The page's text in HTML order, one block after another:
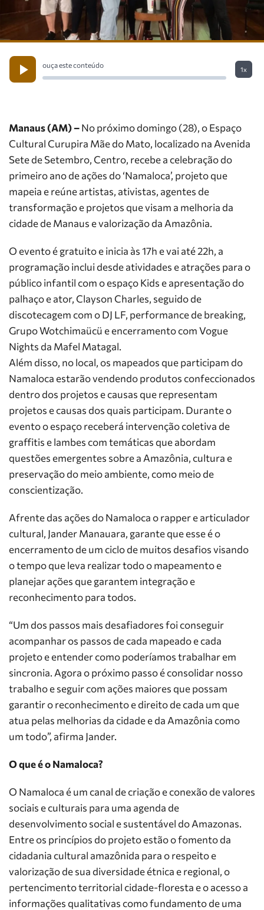
ouça este conteúdo
1x
Manaus (AM) –No próximo domingo (28), o Espaço
Cultural Curupira Mãe do Mato, localizado na Avenida
Sete de Setembro, Centro, recebe a celebração do
primeiro ano de ações do ‘Namaloca’, projeto que
mapeia e reúne artistas, ativistas, agentes de
transformação e projetos que visam a melhoria da
cidade de Manaus e valorização da Amazônia.
O evento é gratuito e inicia às 17h e vai até 22h, a
programação inclui desde atividades e atrações para o
público infantil com o espaço Kids e apresentação do
palhaço e ator, Clayson Charles, seguido de
discotecagem com o DJ LF, performance de breaking,
Grupo Wotchimaücü e encerramento com Vogue
Nights da Mafel Matagal.
Além disso, no local, os mapeados que participam do
Namaloca estarão vendendo produtos confeccionados
dentro dos projetos e causas que representam
projetos e causas dos quais participam. Durante o
evento o espaço receberá intervenção coletiva de
graffitis e lambes com temáticas que abordam
questões emergentes sobre a Amazônia, cultura e
preservação do meio ambiente, como meio de
conscientização.
Afrente das ações do Namaloca o rapper e articulador
cultural, Jander Manauara, garante que esse é o
encerramento de um ciclo de muitos desafios visando
o tempo que leva realizar todo o mapeamento e
planejar ações que garantem integração e
reconhecimento para todos.
“Um dos passos mais desafiadores foi conseguir
acompanhar os passos de cada mapeado e cada
projeto e entender como poderíamos trabalhar em
sincronia. Agora o próximo passo é consolidar nosso
trabalho e seguir com ações maiores que possam
garantir o reconhecimento e direito de cada um que
atua pelas melhorias da cidade e da Amazônia como
um todo”, afirma Jander.
O que é o Namaloca?
O Namaloca é um canal de criação e conexão de valores
sociais e culturais para uma agenda de
desenvolvimento social e sustentável do Amazonas.
Entre os princípios do projeto estão o fomento da
cidadania cultural amazônida para o respeito e
valorização de sua diversidade étnica e regional, o
pertencimento territorial cidade-floresta e o acesso a
informações qualitativas como fundamento de uma